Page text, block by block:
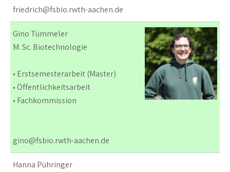
friedrich@fsbio.rwth-aachen.de
Gino Tümmeler
M. Sc. Biotechnologie
• Erstsemesterarbeit (Master)
• Öffentlichkeitsarbeit
• Fachkommission
gino@fsbio.rwth-aachen.de
Hanna Pühringer